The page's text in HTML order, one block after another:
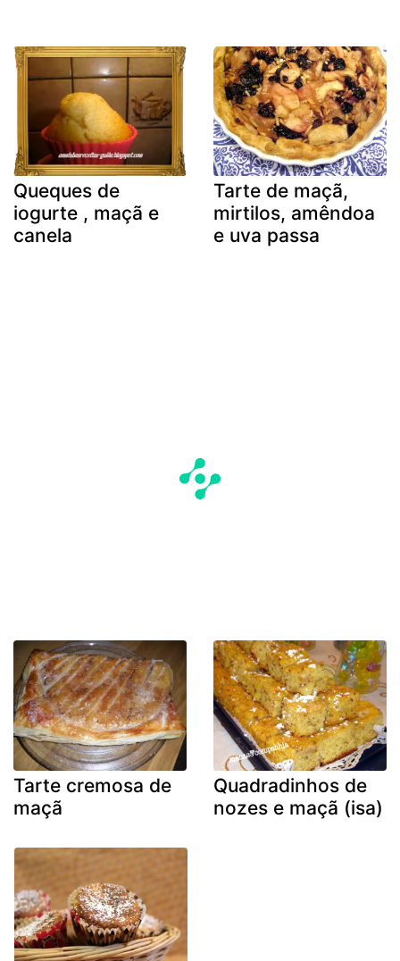
Queques de
iogurte , maçã e
canela
Tarte de maçã,
mirtilos, amêndoa
e uva passa
Tarte cremosa de
maçã
Quadradinhos de
nozes e maçã (isa)